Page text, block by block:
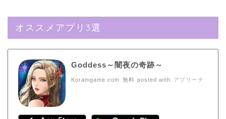
オススメアプリ3選
Goddess～闇夜の奇跡～
Koramgame.com 無料 posted with アプリーチ